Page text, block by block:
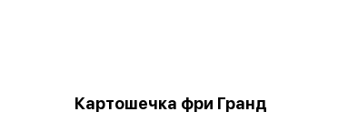
Картошечка фри Гранд